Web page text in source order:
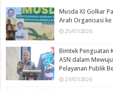
Musda XI Golkar
Arah Organisasi ke
25/07/2026
Bimtek Penguatan
ASN dalam
Pelayanan Publik
23/07/2026